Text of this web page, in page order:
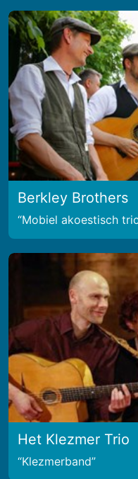
Berkley Brothers
Mobiel akoestisch
Het Klezmer Trio
Klezmerband